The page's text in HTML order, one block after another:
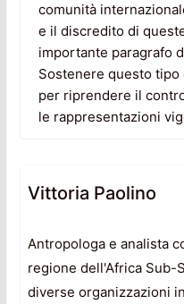
comunità
e il discredito di
importante paragrafo
Sostenere questo
per riprendere il
le rappresentazioni
Vittoria Paolino
Antropologa e analista
regione dell'Africa Sub-
diverse organizzazioni